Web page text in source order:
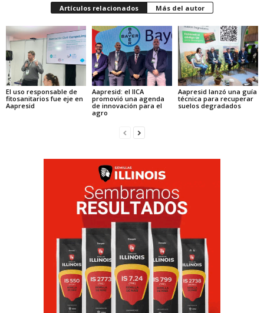
Artículos relacionados Más del autor
El uso responsable de
fitosanitarios fue eje en
Aapresid
Aapresid: el IICA
promovió una agenda
de innovación para el
agro
Aapresid lanzó una guía
técnica para recuperar
suelos degradados